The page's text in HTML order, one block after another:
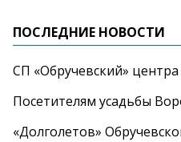
ПОСЛЕДНИЕ НОВОСТИ
СП «Обручевский»
Посетителям усадьбы
«Долголетов»